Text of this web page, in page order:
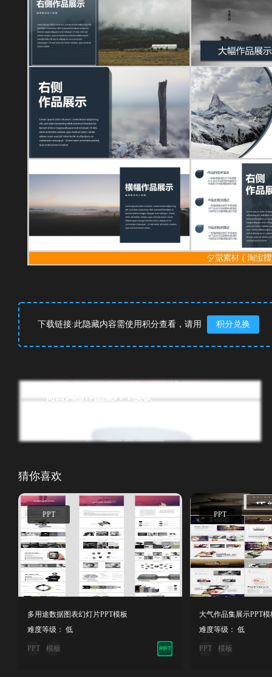
下载链接:此隐藏内容需使用积分查看，请用 积分兑换
简白风格作品集PPT模板
猜你喜欢
PPT
多用途数据图表幻灯片PPT模板
难度等级： 低
PPT 模板
PPT
大气作品集展示PPT模
难度等级： 低
PPT 模板